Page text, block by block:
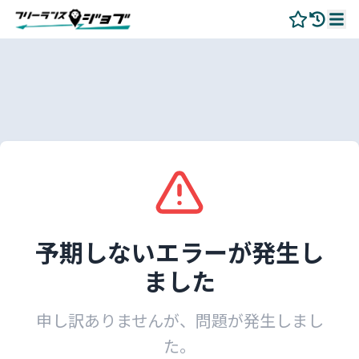
予期しないエラーが発生し
ました
申し訳ありませんが、問題が発生しまし
た。